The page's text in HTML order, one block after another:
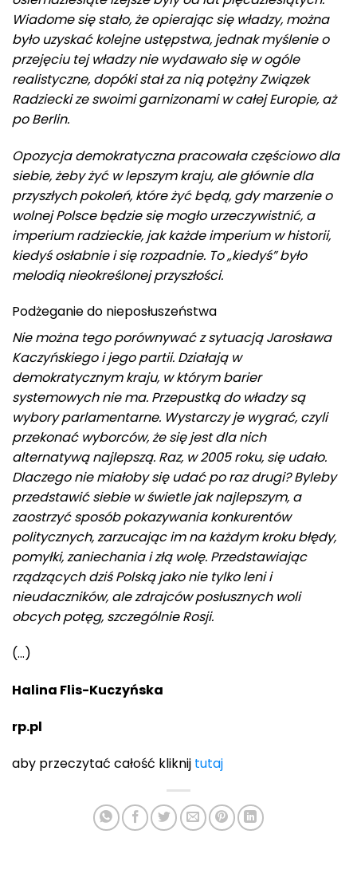
Wiadome się stało, że opierając się władzy, można
było uzyskać kolejne ustępstwa, jednak myślenie o
przejęciu tej władzy nie wydawało się w ogóle
realistyczne, dopóki stał za nią potężny Związek
Radziecki ze swoimi garnizonami w całej Europie, aż
po Berlin.
Opozycja demokratyczna pracowała częściowo dla
siebie, żeby żyć w lepszym kraju, ale głównie dla
przyszłych pokoleń, które żyć będą, gdy marzenie o
wolnej Polsce będzie się mogło urzeczywistnić, a
imperium radzieckie, jak każde imperium w historii,
kiedyś osłabnie i się rozpadnie. To „kiedyś” było
melodią nieokreślonej przyszłości.
Podżeganie do nieposłuszeństwa
Nie można tego porównywać z sytuacją Jarosława
Kaczyńskiego i jego partii. Działają w
demokratycznym kraju, w którym barier
systemowych nie ma. Przepustką do władzy są
wybory parlamentarne. Wystarczy je wygrać, czyli
przekonać wyborców, że się jest dla nich
alternatywą najlepszą. Raz, w 2005 roku, się udało.
Dlaczego nie miałoby się udać po raz drugi? Byleby
przedstawić siebie w świetle jak najlepszym, a
zaostrzyć sposób pokazywania konkurentów
politycznych, zarzucając im na każdym kroku błędy,
pomyłki, zaniechania i złą wolę. Przedstawiając
rządzących dziś Polską jako nie tylko leni i
nieudaczników, ale zdrajców posłusznych woli
obcych potęg, szczególnie Rosji.
(…)
Halina Flis-Kuczyńska
rp.pl
aby przeczytać całość kliknij tutaj